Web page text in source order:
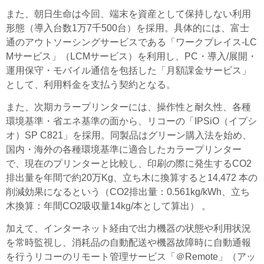
また、朝日生命は今回、端末を資産として保持しない利用
形態（導入台数1万7千500台）を採用。具体的には、富士
通のアウトソーシングサービスである「ワークプレイス-LC
Mサービス」（LCMサービス）を利用し、PC・導入/展開・
運用保守・モバイル通信を包括した「月額課金サービス」
として、利用料金を支払う契約となる。
また、次期カラープリンターには、操作性と耐久性、各種
環境基準・省エネ基準の面から、リコーの「IPSiO（イプシ
オ）SP C821」を採用。同製品はグリーン購入法を始め、
国内・海外の各種環境基準に適合したカラープリンター
で、現在のプリンターと比較し、印刷の際に発生するCO2
排出量を年間で約20万Kg、立ち木に換算すると14,472 本の
削減効果になるという（CO2排出量：0.561kg/kWh、立ち
木換算：年間CO2吸収量14kg/本として算出） 。
加えて、インターネット経由で出力機器の状態や利用状況
を常時監視し、消耗品の自動配送や機器故障時に自動通報
を行うリコーのリモート管理サービス「＠Remote」（アッ